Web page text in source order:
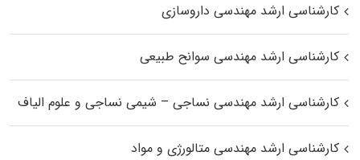
کارشناسی ارشد مهندسی داروسازی
کارشناسی ارشد مهندسی سوانح طبیعی
کارشناسی ارشد مهندسی نساجی – شیمی نساجی و علوم الیاف
کارشناسی ارشد مهندسی متالورژی و مواد